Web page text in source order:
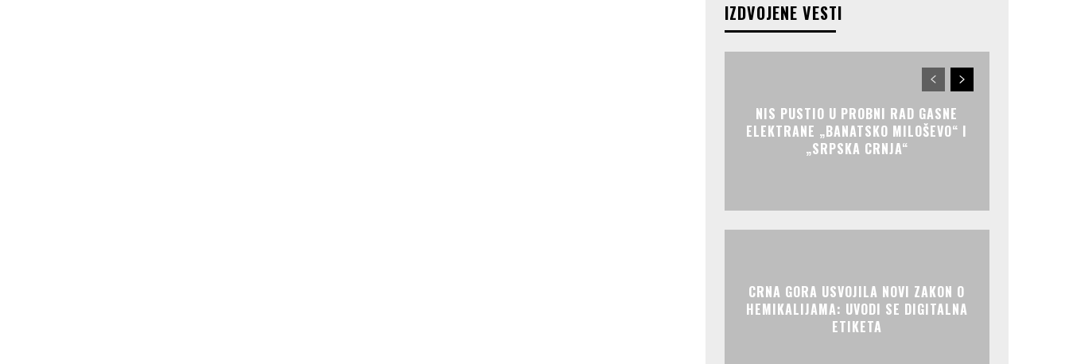
IZDVOJENE VESTI
NIS PUSTIO U PROBNI RAD GASNE
ELEKTRANE „BANATSKO MILOŠEVO“ I
„SRPSKA CRNJA“
CRNA GORA USVOJILA NOVI ZAKON O
HEMIKALIJAMA: UVODI SE DIGITALNA
ETIKETA